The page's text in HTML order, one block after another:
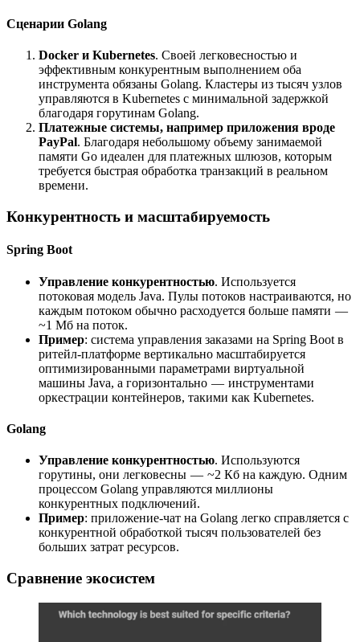
Сценарии Golang
Docker и Kubernetes. Своей легковесностью и
эффективным конкурентным выполнением оба
инструмента обязаны Golang. Кластеры из тысяч узлов
управляются в Kubernetes с минимальной задержкой
благодаря горутинам Golang.
Платежные системы, например приложения вроде
PayPal. Благодаря небольшому объему занимаемой
памяти Go идеален для платежных шлюзов, которым
требуется быстрая обработка транзакций в реальном
времени.
Конкурентность и масштабируемость
Spring Boot
Управление конкурентностью. Используется
потоковая модель Java. Пулы потоков настраиваются, но
каждым потоком обычно расходуется больше памяти —
~1 Мб на поток.
Пример: система управления заказами на Spring Boot в
ритейл-платформе вертикально масштабируется
оптимизированными параметрами виртуальной
машины Java, а горизонтально — инструментами
оркестрации контейнеров, такими как Kubernetes.
Golang
Управление конкурентностью. Используются
горутины, они легковесны — ~2 Кб на каждую. Одним
процессом Golang управляются миллионы
конкурентных подключений.
Пример: приложение-чат на Golang легко справляется с
конкурентной обработкой тысяч пользователей без
больших затрат ресурсов.
Сравнение экосистем